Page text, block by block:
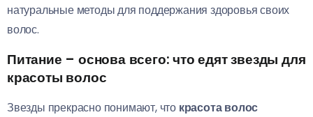
натуральные методы для поддержания здоровья своих
волос.
Питание – основа всего: что едят звезды для
красоты волос
Звезды прекрасно понимают, что красота волос